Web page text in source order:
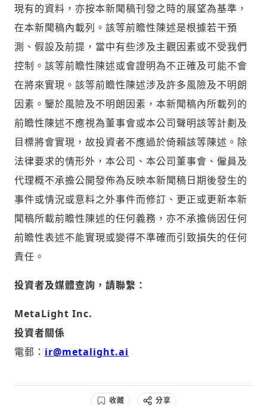
現有的資料，亦按本新聞稿刊發之時的展望為基準，
在本新聞稿內載列。該等前瞻性陳述是根據若干預
測、假設及前提，當中有些涉及主觀因素或不受我們
控制。該等前瞻性陳述或會證明為不正確及可能不會
在將來實現。該等前瞻性陳述涉及許多風險及不明朗
因素。鑒於風險及不明朗因素，本新聞稿內所載列的
前瞻性陳述不應視為董事會或本公司聲明該等計劃及
目標將會實現，故投資者不應過於倚賴該等陳述。除
法律要求的情形外，本公司、本公司董事會、僱員及
代理概不承擔公開發佈為反映本新聞稿日期後發生的
事件或情況或意料之外事件而修訂、更正或更新本新
聞稿所載前瞻性陳述的任何義務，亦不承擔倘因任何
前瞻性表述不能實現或變得不準確而引致損失的任何
責任。
投資者及媒體查詢，請聯繫：
MetaLight Inc.
投資者關係
電郵： ir@metalight.ai
收藏 分享